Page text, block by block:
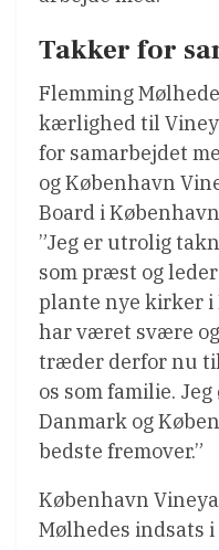
Takker for
Flemming
kærlighed til
for samarbejdet
og København
Board i
”Jeg er utrolig
som præst og
plante nye kirker i
har været svære
træder derfor nu
os som familie.
Danmark og
bedste fremover.”
København
Mølhedes indsats